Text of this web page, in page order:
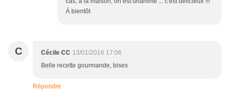
Á bientôt
C Cécile CC 13/01/2016 17:06
Belle recette gourmande, bises
Répondre